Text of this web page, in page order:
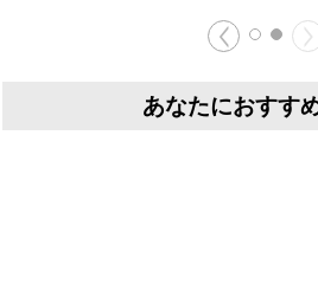
あなたにおすす